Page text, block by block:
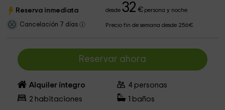
Reserva inmediata desde32 €persona y noche
Cancelación 7 días Precio fin de semana desde 256€
Reservar ahora
Alquiler íntegro 4 personas
2 habitaciones baños